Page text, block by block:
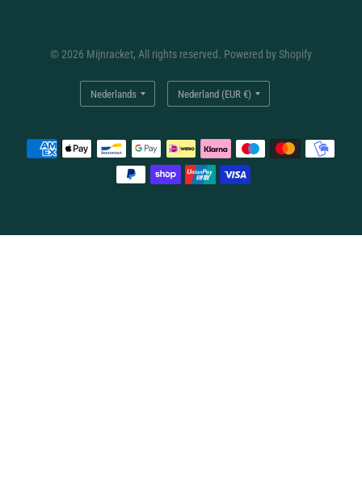
© 2026 Mijnracket, All rights reserved. Powered by Shopify
Land/regio
bijwerken
Land/regio
bijwerken